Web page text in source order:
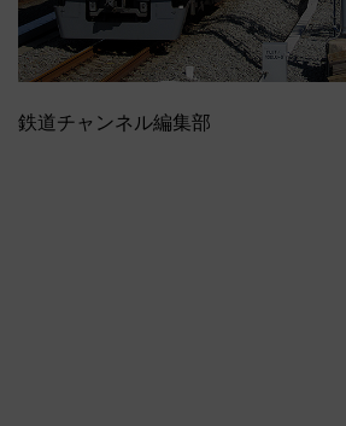
鉄道チャンネル編集部